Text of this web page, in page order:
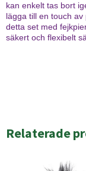
kan enkelt tas bort
lägga till en touch
detta set med
säkert och flexibelt
Relaterade